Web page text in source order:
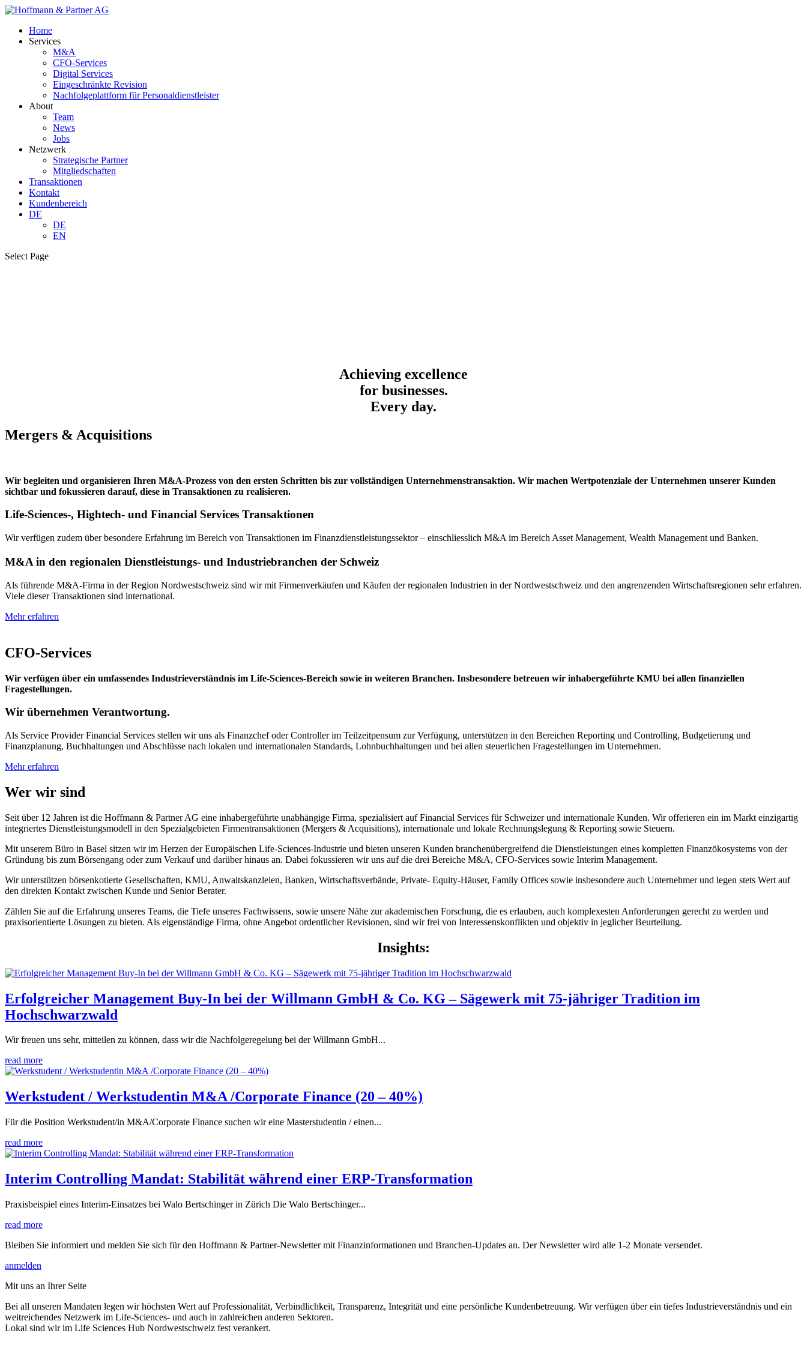
Home
Services
M&A
CFO-Services
Digital Services
Eingeschränkte Revision
Nachfolgeplattform für Personaldienstleister
About
Team
News
Jobs
Netzwerk
Strategische Partner
Mitgliedschaften
Transaktionen
Kontakt
Kundenbereich
DE
DE
EN
Select Page
Achieving excellence
for businesses.
Every day.
Mergers & Acquisitions
Wir begleiten und organisieren Ihren M&A-Prozess von den ersten Schritten bis zur vollständigen Unternehmenstransaktion. Wir machen Wertpotenziale der Unternehmen unserer Kunden
sichtbar und fokussieren darauf, diese in Transaktionen zu realisieren.
Life-Sciences-, Hightech- und Financial Services Transaktionen
Wir verfügen zudem über besondere Erfahrung im Bereich von Transaktionen im Finanzdienstleistungssektor – einschliesslich M&A im Bereich Asset Management, Wealth Management und Banken.
M&A in den regionalen Dienstleistungs- und Industriebranchen der Schweiz
Als führende M&A-Firma in der Region Nordwestschweiz sind wir mit Firmenverkäufen und Käufen der regionalen Industrien in der Nordwestschweiz und den angrenzenden Wirtschaftsregionen sehr erfahren.
Viele dieser Transaktionen sind international.
Mehr erfahren
CFO-Services
Wir verfügen über ein umfassendes Industrieverständnis im Life-Sciences-Bereich sowie in weiteren Branchen. Insbesondere betreuen wir inhabergeführte KMU bei allen finanziellen
Fragestellungen.
Wir übernehmen Verantwortung.
Als Service Provider Financial Services stellen wir uns als Finanzchef oder Controllerim Teilzeitpensum zur Verfügung, unterstützen in den Bereichen Reporting und Controlling, Budgetierung und
Finanzplanung, Buchhaltungen und Abschlüsse nach lokalen und internationalen Standards, Lohnbuchhaltungen und bei allen steuerlichen Fragestellungen im Unternehmen.
Mehr erfahren
Wer wir sind
Seit über 12 Jahren ist die Hoffmann & Partner AG eine inhabergeführte unabhängige Firma, spezialisiert auf Financial Services für Schweizer und internationale Kunden. Wir offerieren ein im Markt einzigartig
integriertes Dienstleistungsmodell in den Spezialgebieten Firmentransaktionen (Mergers & Acquisitions), internationale und lokale Rechnungslegung & Reporting sowie Steuern.
Mit unserem Büro in Basel sitzen wir im Herzen der Europäischen Life-Sciences-Industrie und bieten unseren Kunden branchenübergreifend die Dienstleistungen eines kompletten Finanzökosystems von der
Gründung bis zum Börsengang oder zum Verkauf und darüber hinaus an. Dabei fokussieren wir uns auf die drei Bereiche M&A, CFO-Services sowie Interim Management.
Wir unterstützen börsenkotierte Gesellschaften, KMU, Anwaltskanzleien, Banken, Wirtschaftsverbände, Private- Equity-Häuser, Family Offices sowie insbesondere auch Unternehmer und legen stets Wert auf
den direkten Kontakt zwischen Kunde und Senior Berater.
Zählen Sie auf die Erfahrung unseres Teams, die Tiefe unseres Fachwissens, sowie unsere Nähe zur akademischen Forschung, die es erlauben, auch komplexesten Anforderungen gerecht zu werden und
praxisorientierte Lösungen zu bieten. Als eigenständige Firma, ohne Angebot ordentlicher Revisionen, sind wir frei von Interessenskonflikten und objektiv in jeglicher Beurteilung.
Insights:
Erfolgreicher Management Buy-In bei der Willmann GmbH & Co. KG – Sägewerk mit 75-jähriger Tradition im
Hochschwarzwald
Wir freuen uns sehr, mitteilen zu können, dass wir die Nachfolgeregelung bei der Willmann GmbH...
read more
Werkstudent / Werkstudentin M&A /Corporate Finance (20 – 40%)
Für die Position Werkstudent/in M&A/Corporate Finance suchen wir eine Masterstudentin / einen...
read more
Interim Controlling Mandat: Stabilität während einer ERP-Transformation
Praxisbeispiel eines Interim-Einsatzes bei Walo Bertschinger in Zürich Die Walo Bertschinger...
read more
Bleiben Sie informiert und melden Sie sich für den Hoffmann & Partner-Newsletter mit Finanzinformationen und Branchen-Updates an. Der Newsletter wird alle 1-2 Monate versendet.
anmelden
Mit uns an Ihrer Seite
Bei all unseren Mandaten legen wir höchsten Wert auf Professionalität, Verbindlichkeit, Transparenz, Integrität und eine persönliche Kundenbetreuung. Wir verfügen über ein tiefes Industrieverständnis und ein
weitreichendes Netzwerk im Life-Sciences- und auch in zahlreichen anderen Sektoren.
Lokal sind wir im Life Sciences Hub Nordwestschweiz fest verankert.